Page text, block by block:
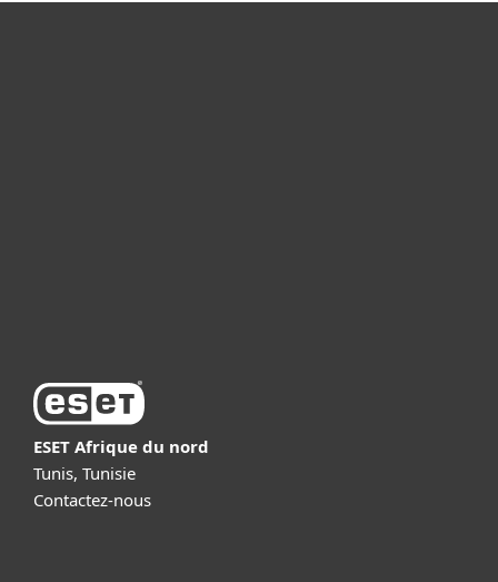
ESET Afrique du nord
Tunis, Tunisie
Contactez-nous